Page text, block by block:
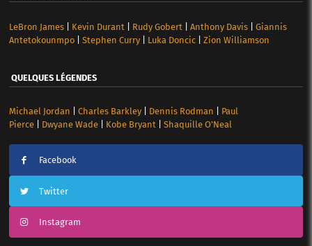
LeBron James| Kevin Durant Rudy Gobert Anthony Davis| Giannis
Antetokounmpo| Stephen Curry| Luka Doncic| Zion Williamson
QUELQUES LÉGENDES
Michael Jordan Charles Barkley| Dennis Rodman
Paul
Pierce| Dwyane Wade| Kobe Bryant| Shaquille O’Neal
Facebook
Twitter
Instagram